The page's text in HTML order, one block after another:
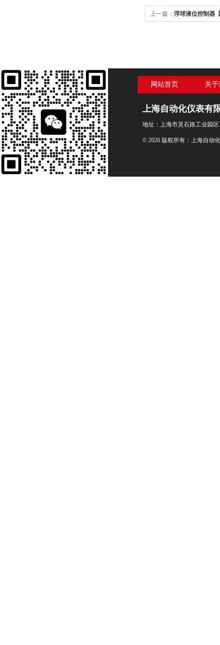
上一篇： 浮球液位控制器
网站首页 关
上海自动化仪表有
地址：上海市灵石路工业园区
© 2026 版权所有：上海自动